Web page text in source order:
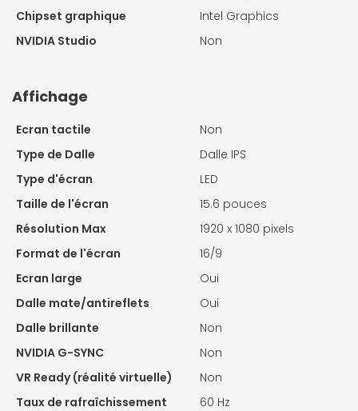
Chipset graphique
Intel Graphics
NVIDIA Studio
Non
Affichage
Ecran tactile
Non
Type de Dalle
Dalle IPS
Type d'écran
LED
Taille de l'écran
15.6 pouces
Résolution Max
1920 x 1080 pixels
Format de l'écran
16/9
Ecran large
Oui
Dalle mate/antireflets
Oui
Dalle brillante
Non
NVIDIA G-SYNC
Non
VR Ready (réalité virtuelle)
Non
Taux de rafraîchissement
60 Hz